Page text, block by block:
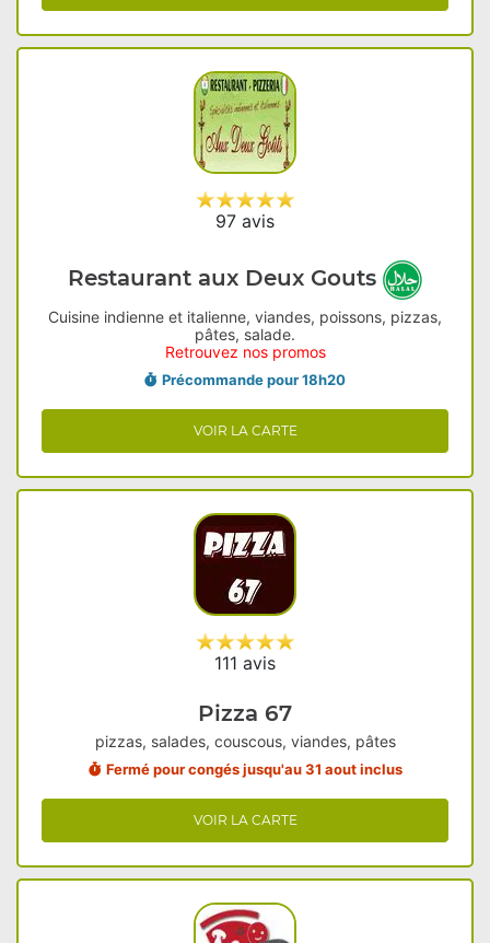
97 avis
Restaurant aux Deux Gouts
Cuisine indienne et italienne, viandes, poissons, pizzas,
pâtes, salade.
Retrouvez nos promos
Précommande pour 18h20
VOIR LA CARTE
111 avis
Pizza 67
pizzas, salades, couscous, viandes, pâtes
Fermé pour congés jusqu'au 31 aout inclus
VOIR LA CARTE